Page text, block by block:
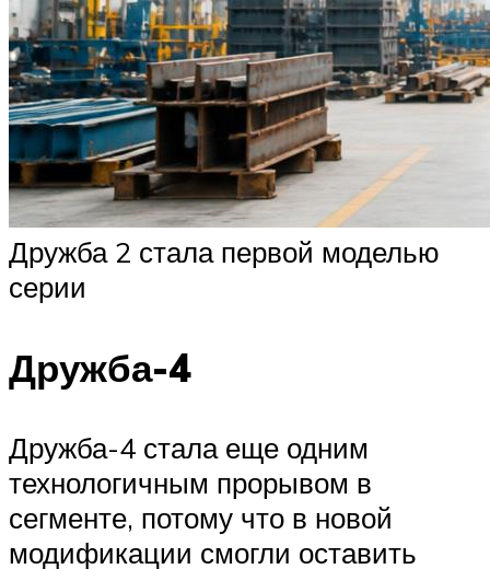
Дружба 2 стала первой моделью
серии
Дружба-4
Дружба-4 стала еще одним
технологичным прорывом в
сегменте, потому что в новой
модификации смогли оставить